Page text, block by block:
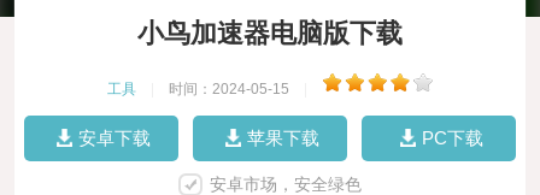
小鸟加速器电脑版下载
工具 时间：2024-05-15
安卓下载 苹果下载 PC下载
安卓市场，安全绿色